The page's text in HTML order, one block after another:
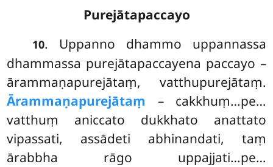
Purejātapaccayo
10. Uppanno dhammo uppannassa
dhammassa purejātapaccayena paccayo –
ārammaṇapurejātaṃ, vatthupurejātaṃ.
Ārammaṇapurejātaṃ – cakkhuṃ…pe…
vatthuṃ aniccato dukkhato anattato
vipassati, assādeti abhinandati, taṃ
ārabbha rāgo uppajjati…pe…